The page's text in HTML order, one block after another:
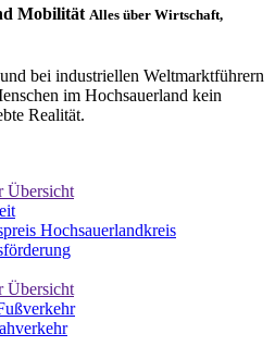
Mobilität Alles über Wirtschaft,
bei industriellen Weltmarktführern
im Hochsauerland kein
Realität.
Übersicht
Hochsauerlandkreis
Übersicht